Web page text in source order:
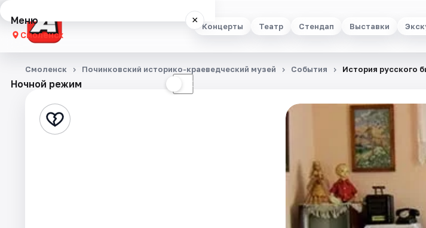
Концерты Театр Стендап Выставки
Меню ×
Смоленск
Концерты
Стендап
Ночной режим ☾
Смоленск Починковский историко-краеведческий музей События История русского